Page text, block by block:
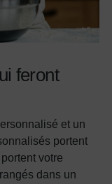
feront
et un
portent
votre
dans un